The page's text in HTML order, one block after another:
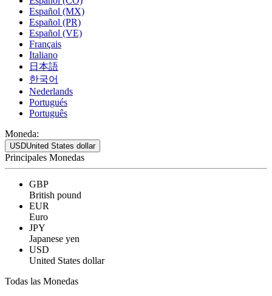
Español (MX)
Español (PR)
Español (VE)
Français
Italiano
日本語
한국어
Nederlands
Portugués
Português
Moneda:
USDUnited States dollar
Principales Monedas
GBP
British pound
EUR
Euro
JPY
Japanese yen
USD
United States dollar
Todas las Monedas